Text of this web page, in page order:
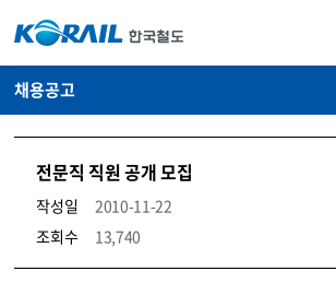
채용공고
전문직 직원 공개 모집
작성일
2010-11-22
조회수
13,740
코레일소개_경영공시_채용공고 상세보기 – 내용, 파일, 담당자 연락처로 구성